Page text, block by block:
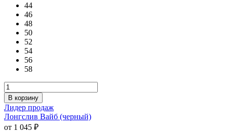
44
46
48
50
52
54
56
58
В корзину
Лидер продаж
Лонгслив Вайб (черный)
от 1 045 ₽